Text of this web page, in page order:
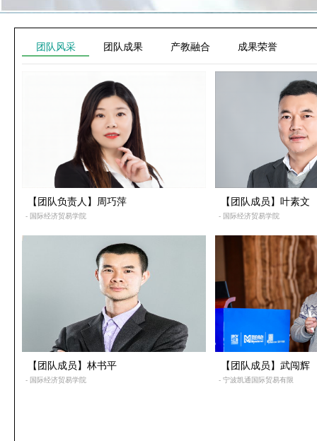
团队风采 团队成果 产教融合 成果荣誉
【团队负责人】周巧萍
- 国际经济贸易学院
【团队成员】叶素文
- 国际经济贸易学院
【团队成员】林书平
- 国际经济贸易学院
【团队成员】武闯辉
- 宁波凯通国际贸易有限